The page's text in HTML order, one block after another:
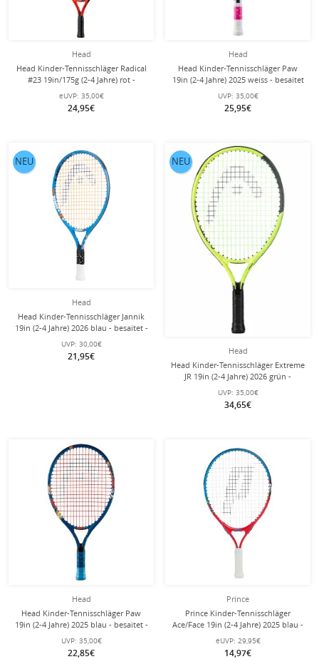
Head
Head Kinder-Tennisschläger Radical
#23 19in/175g (2-4 Jahre) rot -
besaitet -
eUVP: 35,00€
24,95€
Head
Head Kinder-Tennisschläger Paw
19in (2-4 Jahre) 2025 weiss - besaitet
-
UVP: 35,00€
25,95€
Head
Head Kinder-Tennisschläger Jannik
19in (2-4 Jahre) 2026 blau - besaitet -
UVP: 30,00€
21,95€
NEU
Head
Head Kinder-Tennisschläger Extreme
JR 19in (2-4 Jahre) 2026 grün -
besaitet -
UVP: 35,00€
34,65€
NEU
Head
Head Kinder-Tennisschläger Paw
19in (2-4 Jahre) 2025 blau - besaitet -
UVP: 35,00€
22,85€
Prince
Prince Kinder-Tennisschläger
Ace/Face 19in (2-4 Jahre) 2025 blau -
besaitet -
eUVP: 29,95€
14,97€